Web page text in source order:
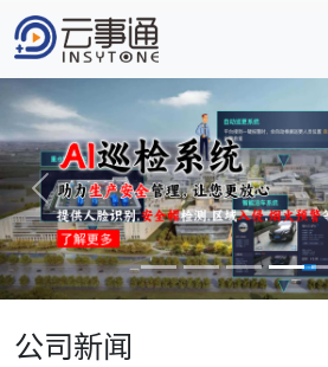
Previous
公司新闻